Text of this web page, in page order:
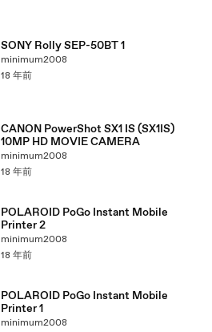
SONY Rolly SEP-50BT 1
minimum2008
18 年前
CANON PowerShot SX1 IS (SX1IS)
10MP HD MOVIE CAMERA
minimum2008
18 年前
POLAROID PoGo Instant Mobile
Printer 2
minimum2008
18 年前
POLAROID PoGo Instant Mobile
Printer 1
minimum2008